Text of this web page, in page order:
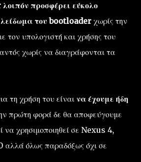
προσφέρει εύκολο
του bootloader χωρίς την
τον υπολογιστή και χρήσης του
χωρίς να διαγράφονται τα
τη χρήση του είναι να έχουμε ήδη
πρώτη φορά δε θα αποφεύγουμε
χρησιμοποιηθεί σε Nexus 4,
όλως παραδόξως όχι σε